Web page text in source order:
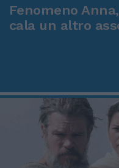
Fenomeno
cala un altro